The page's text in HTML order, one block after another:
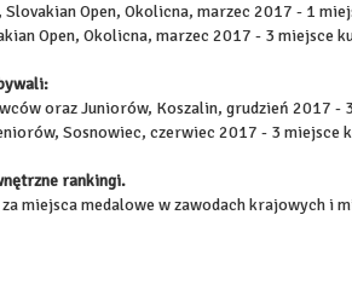
Open, Okolicna, marzec 2017 - 1
Open, Okolicna, marzec 2017 - 3 miejsce
oraz Juniorów, Koszalin, grudzień 2017 -
Sosnowiec, czerwiec 2017 - 3 miejsce
rankingi.
miejsca medalowe w zawodach krajowych i